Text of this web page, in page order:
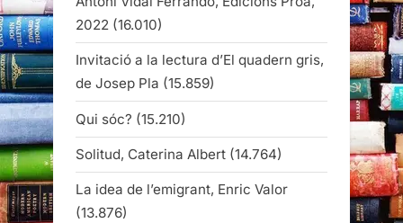
2022 (16.010)
Invitació a la lectura d’El quadern gris,
de Josep Pla (15.859)
Qui sóc? (15.210)
Solitud, Caterina Albert (14.764)
La idea de l’emigrant, Enric Valor
(13.876)